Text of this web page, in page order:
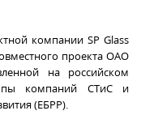
компании SP Glass
проекта ОАО
на российском
компаний СТиС и
(ЕБРР).